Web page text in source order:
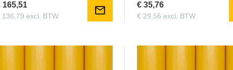
165,51
136,79 excl. BTW mail € 35,76
€ 29,56 excl. BTW